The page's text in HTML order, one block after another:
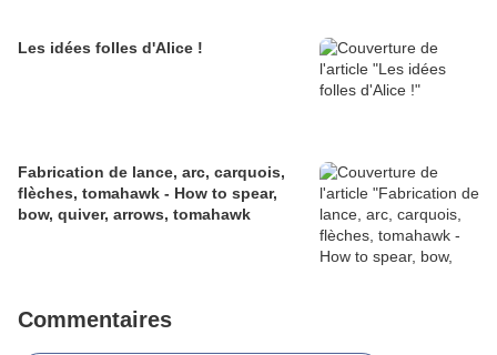
Les idées folles d'Alice !
Fabrication de lance, arc, carquois,
flèches, tomahawk - How to spear,
bow, quiver, arrows, tomahawk
Commentaires